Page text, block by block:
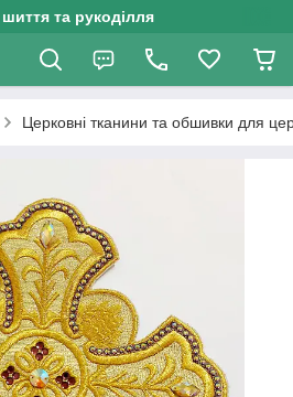
та рукоділля
Церковні тканини та обшивки для